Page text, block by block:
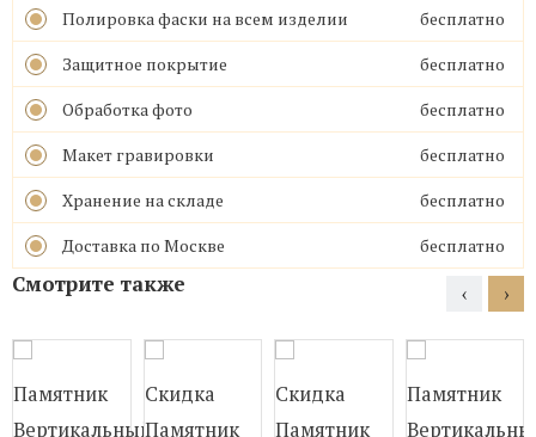
Полировка фаски на всем изделии
бесплатно
Защитное покрытие
бесплатно
Обработка фото
бесплатно
Макет гравировки
бесплатно
Хранение на складе
бесплатно
Доставка по Москве
бесплатно
Смотрите также
Памятник
Вертикальный
Скидка
Памятник
Скидка
Памятник
Памятник
‹ ›